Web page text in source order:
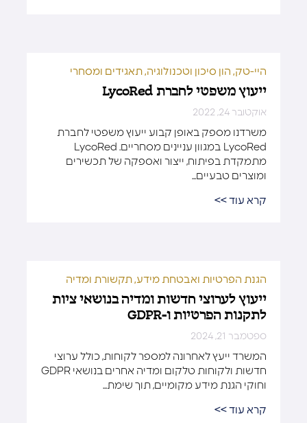
היי-טק, הון סיכון וטכנולוגיה, תאגידים ומסחרי
ייעוץ משפטי לחברת LycoRed
אוקטובר 24, 2022
משרדנו מספק באופן קבוע ייעוץ משפטי לחברת
LycoRed במגוון עניינים מסחריים. LycoRed
מתמקדת בפיתוח, ייצור ואספקה ​​של תכשירים
ומוצרים טבעיים...
קרא עוד >>
הגנת הפרטיות ואבטחת מידע, תקשורת ומדיה
ייעוץ לערוצי חדשות ומדיה בנושאי ציות
לתקנות הפרטיות ו-GDPR
ספטמבר 21, 2024
המשרד ייעץ לאחרונה למספר לקוחות, כולל ערוצי
חדשות ולקוחות טלקום ומדיה אחרים בנושאי GDPR
וחוקי הגנת מידע מקומיים, תוך שימת...
קרא עוד >>